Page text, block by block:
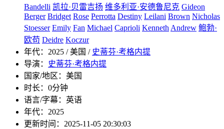
Bandelli 凯拉·贝雷吉扬 维多利亚·安德鲁尼克 Gideon
Berger Bridget Rose Perrotta Destiny Leilani Brown Nicholas
Stoesser Emily Fan Michael Caprioli KennethAndrew 鲍勃·
欧苟 Deidre Koczur
年代： 2025 / 美国 / 史蒂芬·考格内提
导演：
史蒂芬·考格内提
国家/地区： 美国
时长： 0分钟
语言/字幕： 英语
年代： 2025
更新时间： 2025-11-05 20:30:03